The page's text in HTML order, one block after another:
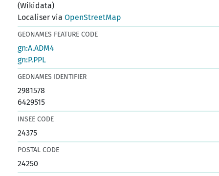
(Wikidata)
Localiser viaOpenStreetMap
GEONAMES FEATURE CODE
gn:A.ADM4
gn:P.PPL
GEONAMES IDENTIFIER
2981578
6429515
INSEE CODE
24375
POSTAL CODE
24250